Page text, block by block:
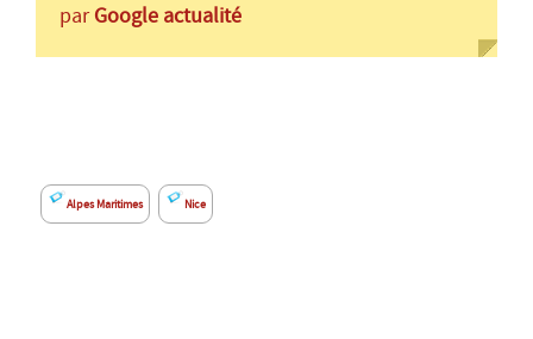
par Google actualité
Alpes Maritimes Nice